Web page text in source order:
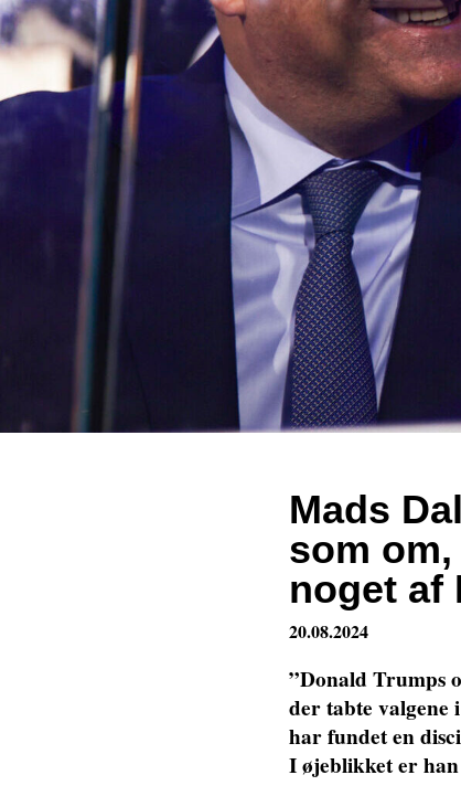
Mads
som
noget af
20.08.2024
”Donald Trumps
der tabte valgene
har fundet en
I øjeblikket er